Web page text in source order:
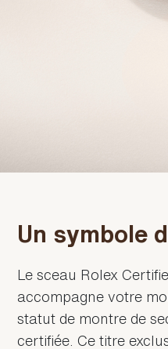
Un symbole
Le sceau Rolex
accompagne votre
statut de montre de
certifiée. Ce titre